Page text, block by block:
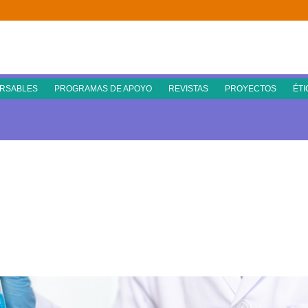
PROGRAMAS DE APOYO REVISTAS PROYECTOS